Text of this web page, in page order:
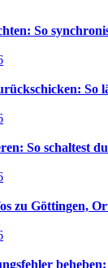
So
So
So schaltest
zu Göttingen,
beheben: